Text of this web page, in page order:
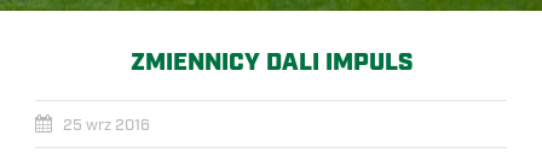
ZMIENNICY DALI IMPULS
25 wrz 2016